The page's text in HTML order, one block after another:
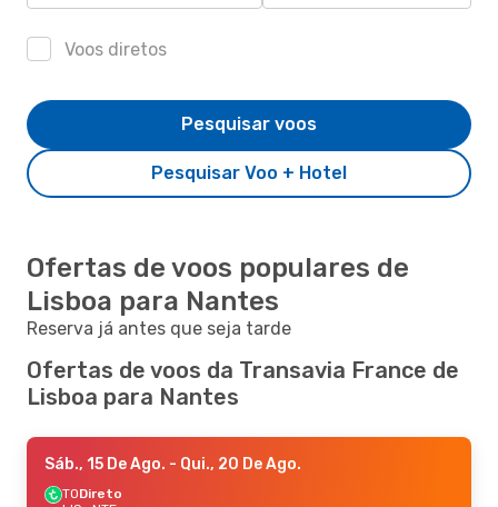
Voos diretos
Pesquisar Voo + Hotel
Pesquisar voos
Ofertas de voos populares de
Lisboa para Nantes
Reserva já antes que seja tarde
Ofertas de voos da Transavia France de
Lisboa para Nantes
Sáb., 15 De Ago. - Qui., 20 De Ago.
TODireto